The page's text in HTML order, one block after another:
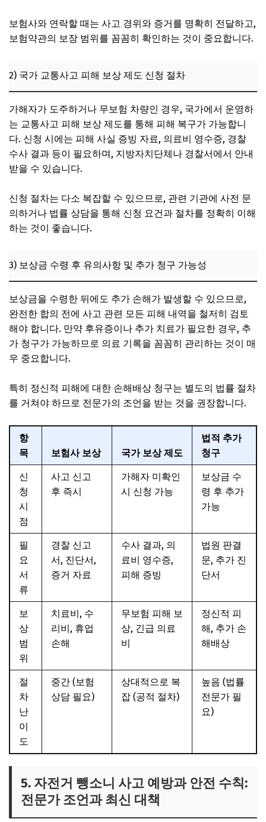
보험사와 연락할 때는 사고 경위와 증거를 명확히 전달하고,
보험약관의 보장 범위를 꼼꼼히 확인하는 것이 중요합니다.
2) 국가 교통사고 피해 보상 제도 신청 절차
가해자가 도주하거나 무보험 차량인 경우, 국가에서 운영하
는 교통사고 피해 보상 제도를 통해 피해 복구가 가능합니
다. 신청 시에는 피해 사실 증빙 자료, 의료비 영수증, 경찰
수사 결과 등이 필요하며, 지방자치단체나 경찰서에서 안내
받을 수 있습니다.
신청 절차는 다소 복잡할 수 있으므로, 관련 기관에 사전 문
의하거나 법률 상담을 통해 신청 요건과 절차를 정확히 이해
하는 것이 좋습니다.
3) 보상금 수령 후 유의사항 및 추가 청구 가능성
보상금을 수령한 뒤에도 추가 손해가 발생할 수 있으므로,
완전한 합의 전에 사고 관련 모든 피해 내역을 철저히 검토
해야 합니다. 만약 후유증이나 추가 치료가 필요한 경우, 추
가 청구가 가능하므로 의료 기록을 꼼꼼히 관리하는 것이 매
우 중요합니다.
특히 정신적 피해에 대한 손해배상 청구는 별도의 법률 절차
를 거쳐야 하므로 전문가의 조언을 받는 것을 권장합니다.
항
목
보험사 보상 국가 보상 제도
법적 추가
청구
신
청
시
점
사고 신고
후 즉시
가해자 미확인
시 신청 가능
보상금 수
령 후 추가
가능
필
요
서
류
경찰 신고
서, 진단서,
증거 자료
수사 결과, 의
료비 영수증,
피해 증빙
법원 판결
문, 추가 진
단서
보
상
범
위
치료비, 수
리비, 휴업
손해
무보험 피해 보
상, 긴급 의료
비
정신적 피
해, 추가 손
해배상
절
차
난
이
도
중간 (보험
상담 필요)
상대적으로 복
잡 (공적 절차)
높음 (법률
전문가 필
요)
5. 자전거 뺑소니 사고 예방과 안전 수칙:
전문가 조언과 최신 대책